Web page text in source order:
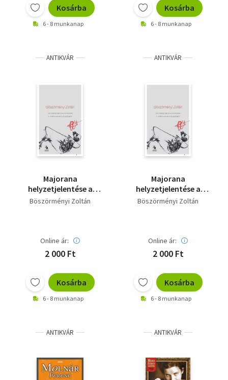
Kosárba
6 - 8 munkanap
Kosárba
6 - 8 munkanap
ANTIKVÁR
Majorana
helyzetjelentése a
tökéletes
Böszörményi Zoltán
Online ár:
2 000 Ft
Kosárba
6 - 8 munkanap
ANTIKVÁR
Majorana
helyzetjelentése a
tökéletes
Böszörményi Zoltán
Online ár:
2 000 Ft
Kosárba
6 - 8 munkanap
ANTIKVÁR ANTIKVÁR